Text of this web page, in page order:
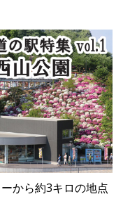
から約3キロの地点